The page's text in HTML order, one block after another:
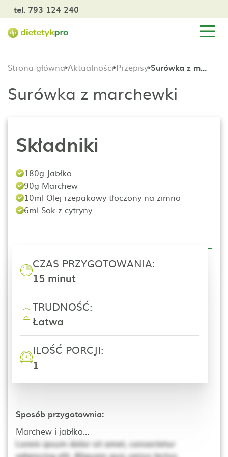
tel. 793 124 240
Strona główna Aktualności Przepisy Surówka z marchewki
Surówka z marchewki
Składniki
180g Jabłko
90g Marchew
10ml Olej rzepakowy tłoczony na zimno
6ml Sok z cytryny
CZAS PRZYGOTOWANIA:
15 minut
TRUDNOŚĆ:
Łatwa
ILOŚĆ PORCJI:
1
Sposób przygotownia:
Marchew i jabłko...
Lorem ipsum dolor sit amet, consectetur